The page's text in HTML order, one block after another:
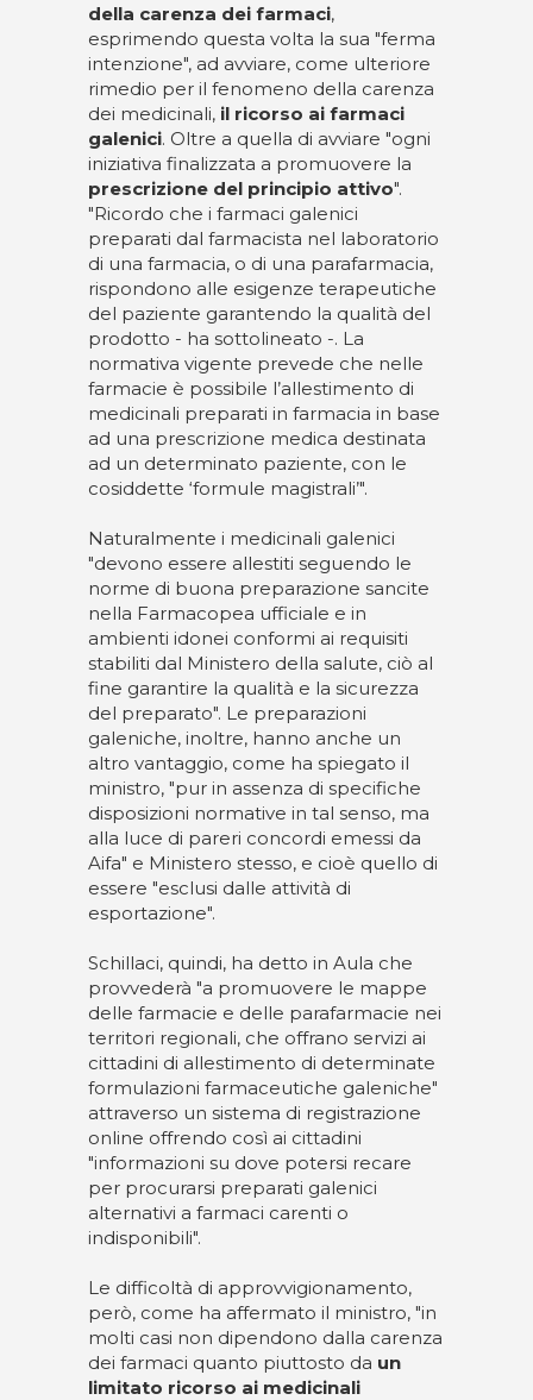
della carenza dei farmaci,
esprimendo questa volta la sua "ferma
intenzione", ad avviare, come ulteriore
rimedio per il fenomeno della carenza
dei medicinali, il ricorso ai farmaci
galenici. Oltre a quella di avviare "ogni
iniziativa finalizzata a promuovere la
prescrizione del principio attivo".
"Ricordo che i farmaci galenici
preparati dal farmacista nel laboratorio
di una farmacia, o di una parafarmacia,
rispondono alle esigenze terapeutiche
del paziente garantendo la qualità del
prodotto - ha sottolineato -. La
normativa vigente prevede che nelle
farmacie è possibile l’allestimento di
medicinali preparati in farmacia in base
ad una prescrizione medica destinata
ad un determinato paziente, con le
cosiddette ‘formule magistrali’".
Naturalmente i medicinali galenici
"devono essere allestiti seguendo le
norme di buona preparazione sancite
nella Farmacopea ufficiale e in
ambienti idonei conformi ai requisiti
stabiliti dal Ministero della salute, ciò al
fine garantire la qualità e la sicurezza
del preparato". Le preparazioni
galeniche, inoltre, hanno anche un
altro vantaggio, come ha spiegato il
ministro, "pur in assenza di specifiche
disposizioni normative in tal senso, ma
alla luce di pareri concordi emessi da
Aifa" e Ministero stesso, e cioè quello di
essere "esclusi dalle attività di
esportazione".
Schillaci, quindi, ha detto in Aula che
provvederà "a promuovere le mappe
delle farmacie e delle parafarmacie nei
territori regionali, che offrano servizi ai
cittadini di allestimento di determinate
formulazioni farmaceutiche galeniche"
attraverso un sistema di registrazione
online offrendo così ai cittadini
"informazioni su dove potersi recare
per procurarsi preparati galenici
alternativi a farmaci carenti o
indisponibili".
Le difficoltà di approvvigionamento,
però, come ha affermato il ministro, "in
molti casi non dipendono dalla carenza
dei farmaci quanto piuttosto da un
limitato ricorso ai medicinali